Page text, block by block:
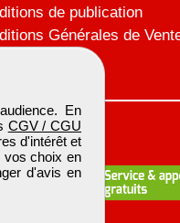
En
CGV / CGU
d'intérêt et
vos choix en
d'avis en
de publication
Générales de